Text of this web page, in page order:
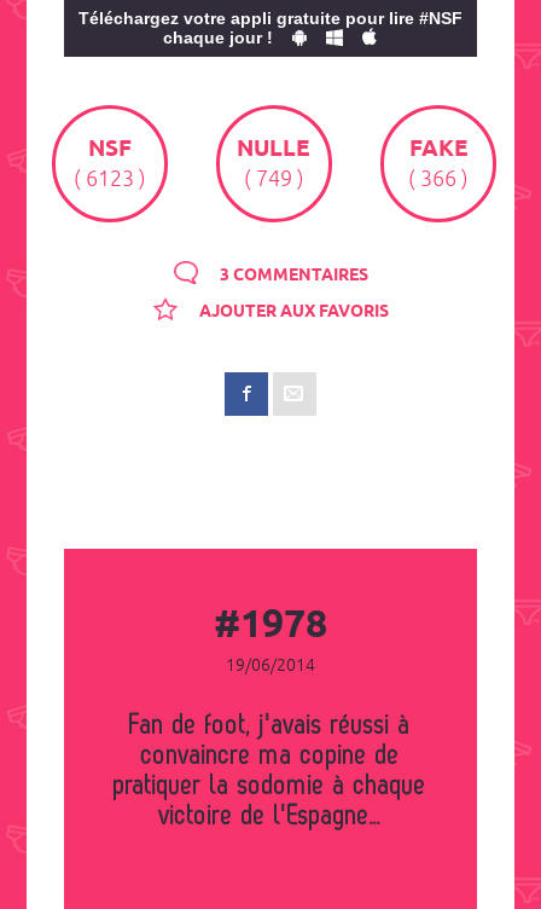
Téléchargez votre appli gratuite pour lire #NSF
chaque jour !
NSF
( 6123 )
NULLE
( 749 )
FAKE
( 366 )
3 COMMENTAIRES
AJOUTER AUX FAVORIS
#1978
19/06/2014
Fan de foot, j'avais réussi à
convaincre ma copine de
pratiquer la sodomie à chaque
victoire de l'Espagne…